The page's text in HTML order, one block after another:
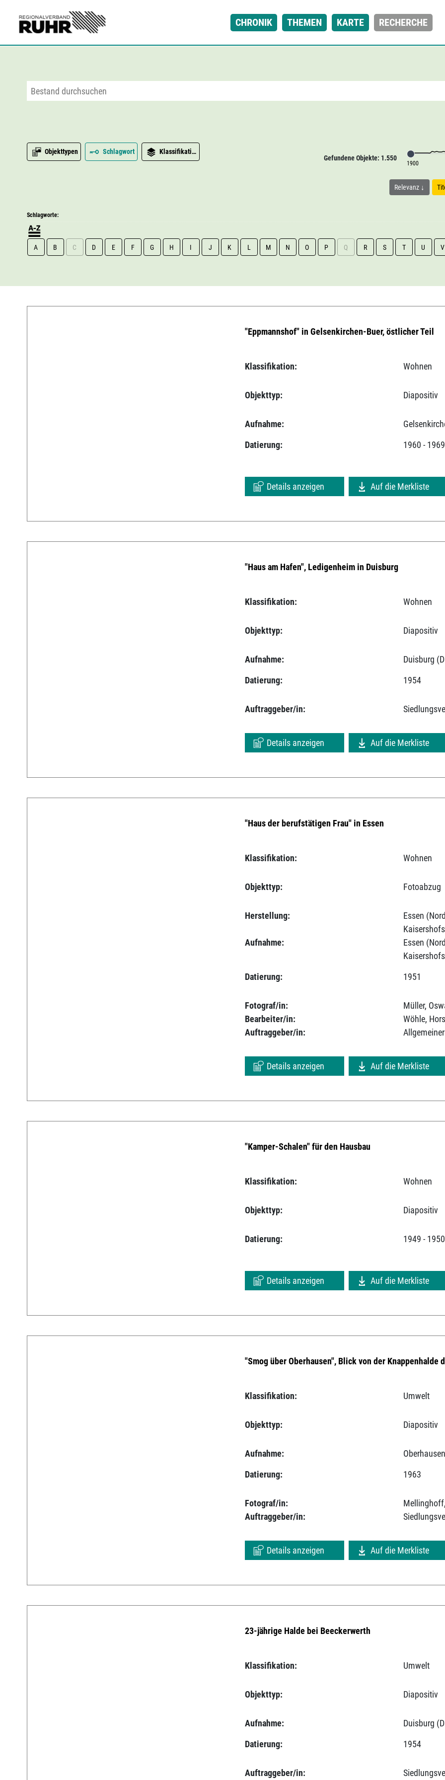
CHRONIK THEMEN KARTE RECHERCHE
Objekttypen Schlagwort
Klassifikation
Gefundene Objekte: 1.550
1900
Relevanz
Schlagworte:
A B C D E F G H I J K L M N O P Q R S T U V
"Eppmannshof" in Gelsenkirchen-Buer, östlicher Teil
Klassifikation: Wohnen
Objekttyp: Diapositiv
Aufnahme:
Datierung:
1960 - 1969
Details anzeigen Auf die Merkliste
"Haus am Hafen", Ledigenheim in Duisburg
Klassifikation: Wohnen
Objekttyp: Diapositiv
Aufnahme:
Duisburg
Datierung:
1954
Auftraggeber/in:
Details anzeigen Auf die Merkliste
"Haus der berufstätigen Frau" in Essen
Klassifikation: Wohnen
Objekttyp: Fotoabzug
Herstellung:
Essen
Aufnahme:
Essen
Datierung:
1951
Fotograf/in:
Müller,
Bearbeiter/in:
Wöhle,
Auftraggeber/in:
Details anzeigen Auf die Merkliste
"Kamper-Schalen" für den Hausbau
Klassifikation: Wohnen
Objekttyp: Diapositiv
Datierung: 1949 - 1950
Details anzeigen Auf die Merkliste
"Smog über Oberhausen", Blick von der Knappenhalde
Klassifikation: Umwelt
Objekttyp: Diapositiv
Aufnahme:
Datierung:
1963
Fotograf/in:
Auftraggeber/in:
Details anzeigen Auf die Merkliste
23-jährige Halde bei Beeckerwerth
Klassifikation: Umwelt
Objekttyp: Diapositiv
Aufnahme:
Duisburg
Datierung:
1954
Auftraggeber/in: